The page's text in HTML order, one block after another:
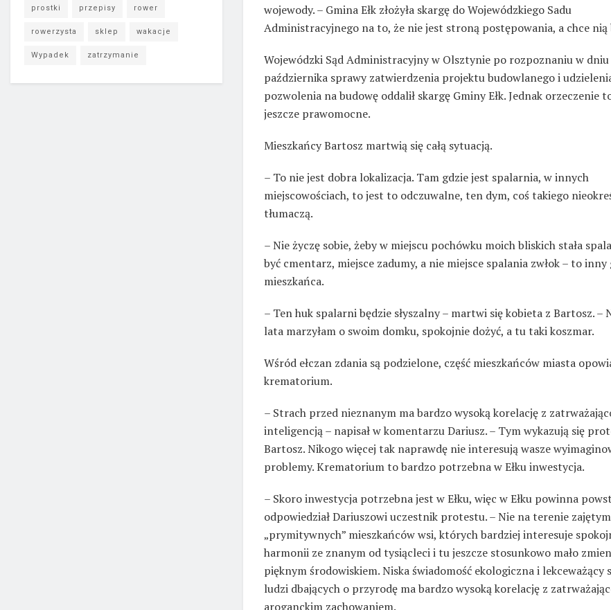
wojewody. – Gmina Ełk złożyła skargę do Wojewódzkiego Sadu
Administracyjnego na to, że nie jest stroną postępowania, a chce nią
Wojewódzki Sąd Administracyjny w Olsztynie po rozpoznaniu w dniu
października sprawy zatwierdzenia projektu budowlanego i
pozwolenia na budowę oddalił skargę Gminy Ełk. Jednak orzeczenie
jeszcze prawomocne.
Mieszkańcy Bartosz martwią się całą sytuacją.
– To nie jest dobra lokalizacja. Tam gdzie jest spalarnia, w innych
miejscowościach, to jest to odczuwalne, ten dym, coś takiego
tłumaczą.
– Nie życzę sobie, żeby w miejscu pochówku moich bliskich stała
być cmentarz, miejsce zadumy, a nie miejsce spalania zwłok – to inny
mieszkańca.
– Ten huk spalarni będzie słyszalny – martwi się kobieta z Bartosz. –
lata marzyłam o swoim domku, spokojnie dożyć, a tu taki koszmar.
Wśród ełczan zdania są podzielone, część mieszkańców miasta
krematorium.
– Strach przed nieznanym ma bardzo wysoką korelację z
inteligencją – napisał w komentarzu Dariusz. – Tym wykazują się
Bartosz. Nikogo więcej tak naprawdę nie interesują wasze
problemy. Krematorium to bardzo potrzebna w Ełku inwestycja.
– Skoro inwestycja potrzebna jest w Ełku, więc w Ełku powinna
odpowiedział Dariuszowi uczestnik protestu. – Nie na terenie
„prymitywnych” mieszkańców wsi, których bardziej interesuje
harmonii ze znanym od tysiącleci i tu jeszcze stosunkowo mało
pięknym środowiskiem. Niska świadomość ekologiczna i lekceważący
ludzi dbających o przyrodę ma bardzo wysoką korelację z
aroganckim zachowaniem.
prostki przepisy rower
rowerzysta sklep wakacje
Wypadek zatrzymanie